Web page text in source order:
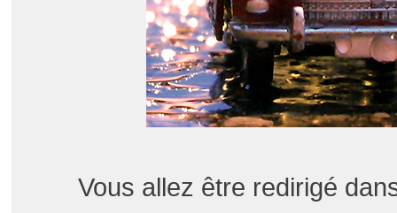
Vous allez être redirigé